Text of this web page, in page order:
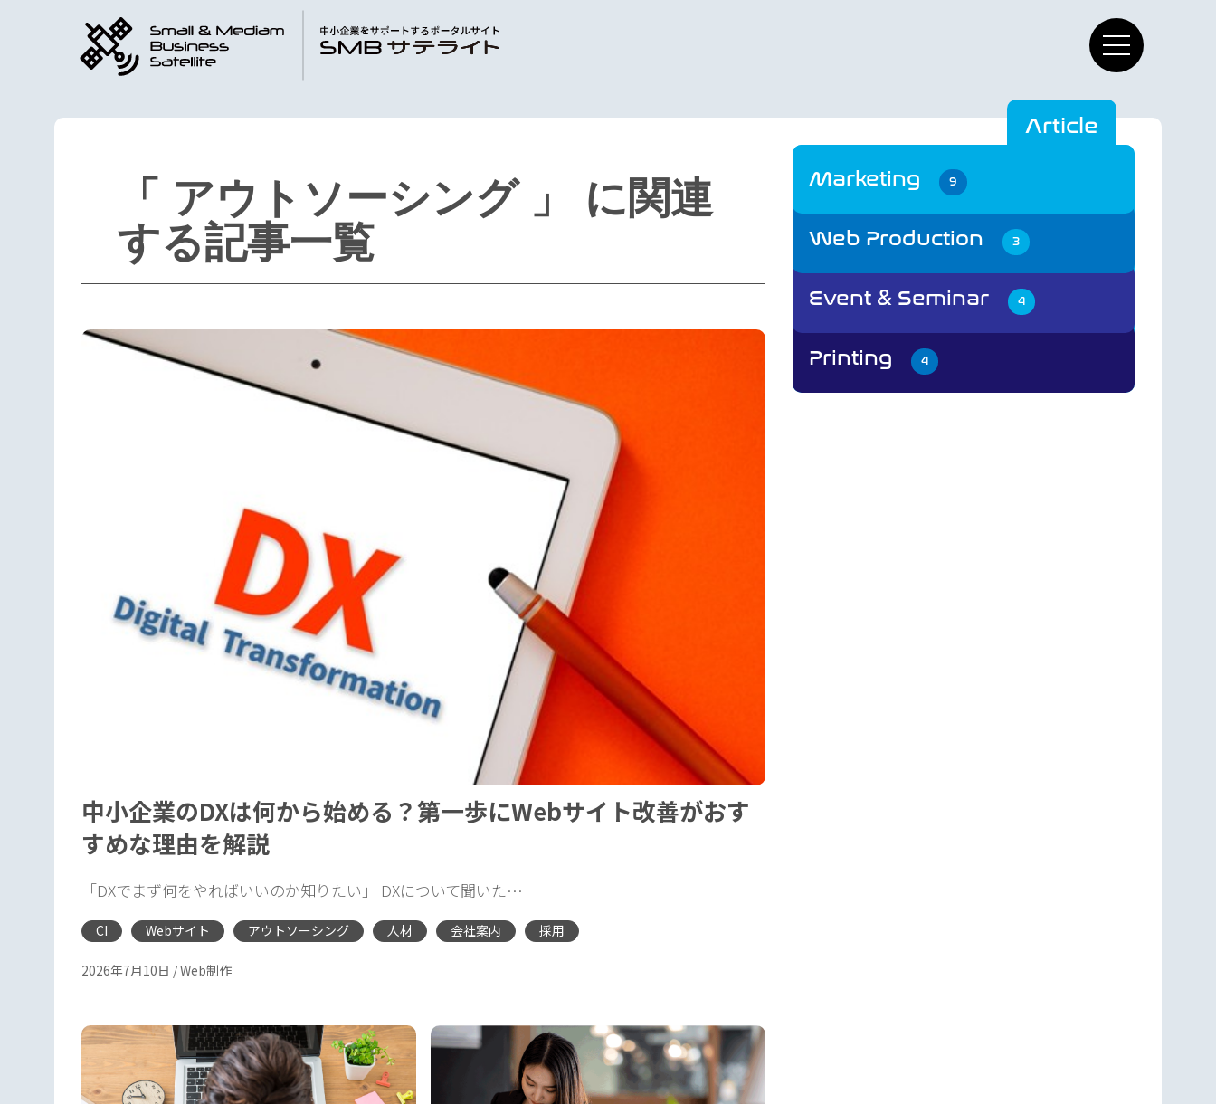
「 アウトソーシング 」 に関連
する記事一覧
中小企業のDXは何から始める？第一歩にWebサイト改善がおす
すめな理由を解説
「DXでまず何をやればいいのか知りたい」 DXについて聞いた…
CI Webサイト アウトソーシング 人材 会社案内 採用
2026年7月10日 /Web制作
Article
Marketing 9
Web Production 3
Event & Seminar 4
Printing 4